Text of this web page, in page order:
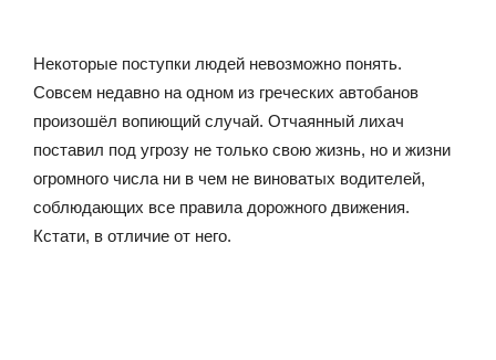
Некоторые поступки людей невозможно понять.
Совсем недавно на одном из греческих автобанов
произошёл вопиющий случай. Отчаянный лихач
поставил под угрозу не только свою жизнь, но и жизни
огромного числа ни в чем не виноватых водителей,
соблюдающих все правила дорожного движения.
Кстати, в отличие от него.